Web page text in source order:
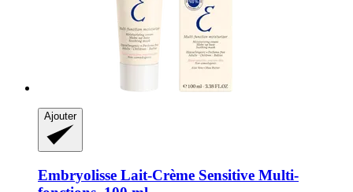
Ajouter
Embryolisse Lait-​Crème Sensitive Multi-​